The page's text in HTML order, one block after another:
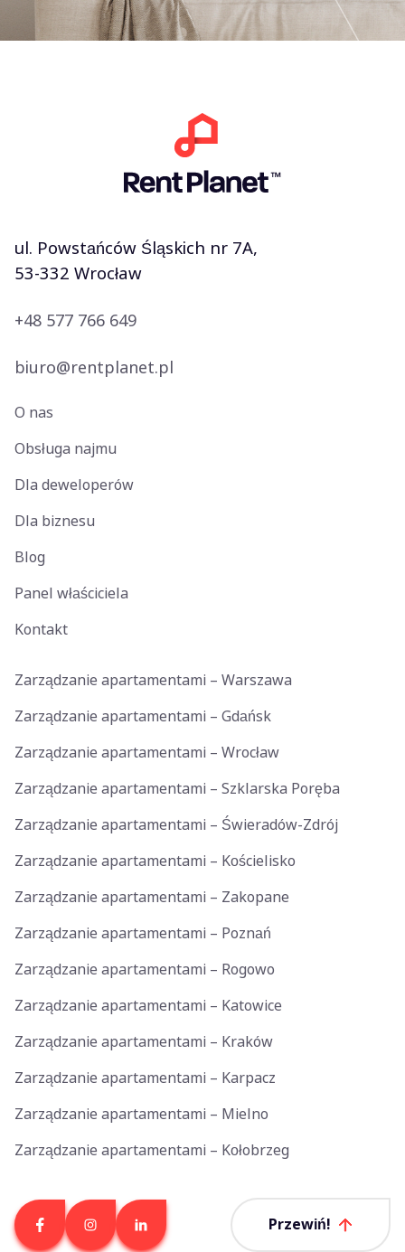
ul. Powstańców Śląskich nr 7A,
53-332 Wrocław
+48 577 766 649
biuro@rentplanet.pl
O nas
Obsługa najmu
Dla deweloperów
Dla biznesu
Blog
Panel właściciela
Kontakt
Zarządzanie apartamentami – Warszawa
Zarządzanie apartamentami – Gdańsk
Zarządzanie apartamentami – Wrocław
Zarządzanie apartamentami – Szklarska Poręba
Zarządzanie apartamentami – Świeradów-Zdrój
Zarządzanie apartamentami – Kościelisko
Zarządzanie apartamentami – Zakopane
Zarządzanie apartamentami – Poznań
Zarządzanie apartamentami – Rogowo
Zarządzanie apartamentami – Katowice
Zarządzanie apartamentami – Kraków
Zarządzanie apartamentami – Karpacz
Zarządzanie apartamentami – Mielno
Zarządzanie apartamentami – Kołobrzeg
Przewiń!